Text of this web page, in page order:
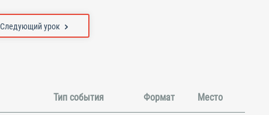
Следующий урок
Тип события Формат Место